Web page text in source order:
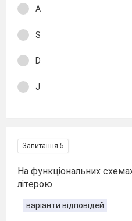
A
S
D
J
Запитання 5
На функціональних
літерою
варіанти відповідей